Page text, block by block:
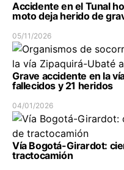
Accidente en el Tunal
moto deja herido de
05/11/2026
Grave accidente en la
fallecidos y 21 heridos
04/01/2026
Vía Bogotá-Girardot:
tractocamión